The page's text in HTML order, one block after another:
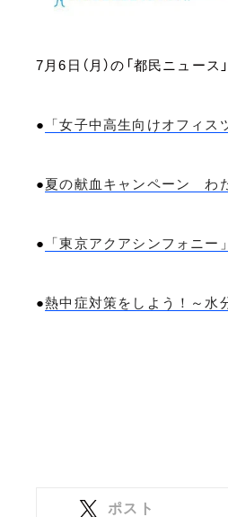
7月6日（月）の「都民ニュー
● 「女子中高生向けオフィ
●夏の献血キャンペーン わ
● 「東京アクアシンフォニ
●熱中症対策をしよう！～水
ポスト